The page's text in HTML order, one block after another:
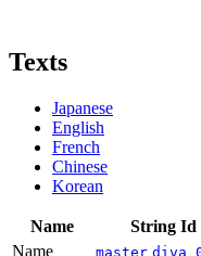
Texts
Japanese
English
French
Chinese
Korean
Name String Id
Name
master